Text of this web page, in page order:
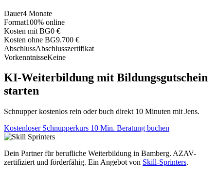
Dauer4 Monate
Format100% online
Kosten mit BG0 €
Kosten ohne BG9.700 €
AbschlussAbschlusszertifikat
VorkenntnisseKeine
KI-Weiterbildung mit Bildungsgutschein
starten
Schnupper kostenlos rein oder buch direkt 10 Minuten mit Jens.
Kostenloser Schnupperkurs 10 Min. Beratung buchen
Dein Partner für berufliche Weiterbildung in Bamberg. AZAV-
zertifiziert und förderfähig. Ein Angebot von Skill-Sprinters.